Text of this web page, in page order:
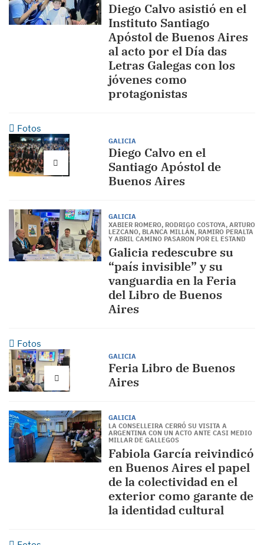
Diego Calvo asistió en el
Instituto Santiago
Apóstol de Buenos Aires
al acto por el Día das
Letras Galegas con los
jóvenes como
protagonistas
Fotos
GALICIA
Diego Calvo en el
Santiago Apóstol de
Buenos Aires
GALICIA
XABIER ROMERO, RODRIGO COSTOYA, ARTURO
LEZCANO, BLANCA MILLÁN, RAMIRO PERALTA
Y ABRIL CAMINO PASARON POR EL ESTAND
Galicia redescubre su
“país invisible” y su
vanguardia en la Feria
del Libro de Buenos
Aires
Fotos
GALICIA
Feria Libro de Buenos
Aires
GALICIA
LA CONSELLEIRA CERRÓ SU VISITA A
ARGENTINA CON UN ACTO ANTE CASI MEDIO
MILLAR DE GALLEGOS
Fabiola García reivindicó
en Buenos Aires el papel
de la colectividad en el
exterior como garante de
la identidad cultural